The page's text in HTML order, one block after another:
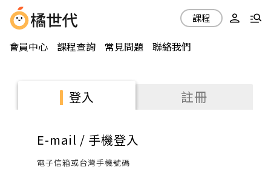
會員中心 課程查詢 常見問題 聯絡我們
課程
登入 註冊
E-mail / 手機登入
電子信箱或台灣手機號碼